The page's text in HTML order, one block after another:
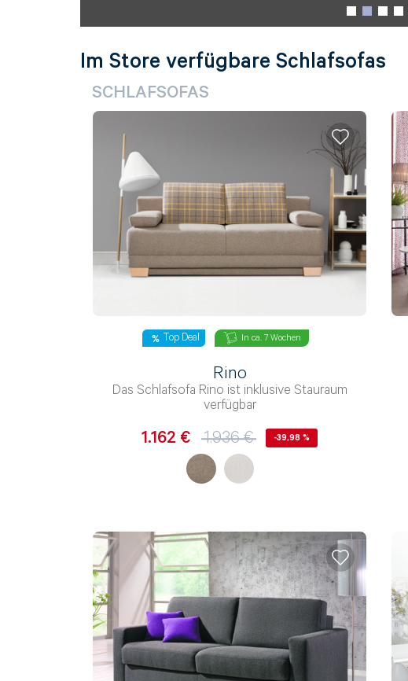
Im Store verfügbare Schlafsofas
SCHLAFSOFAS
Top Deal In ca. 7 Wochen
Rino
Das Schlafsofa Rino ist inklusive Stauraum
verfügbar
1.162 € 1.936 € -39,98 %